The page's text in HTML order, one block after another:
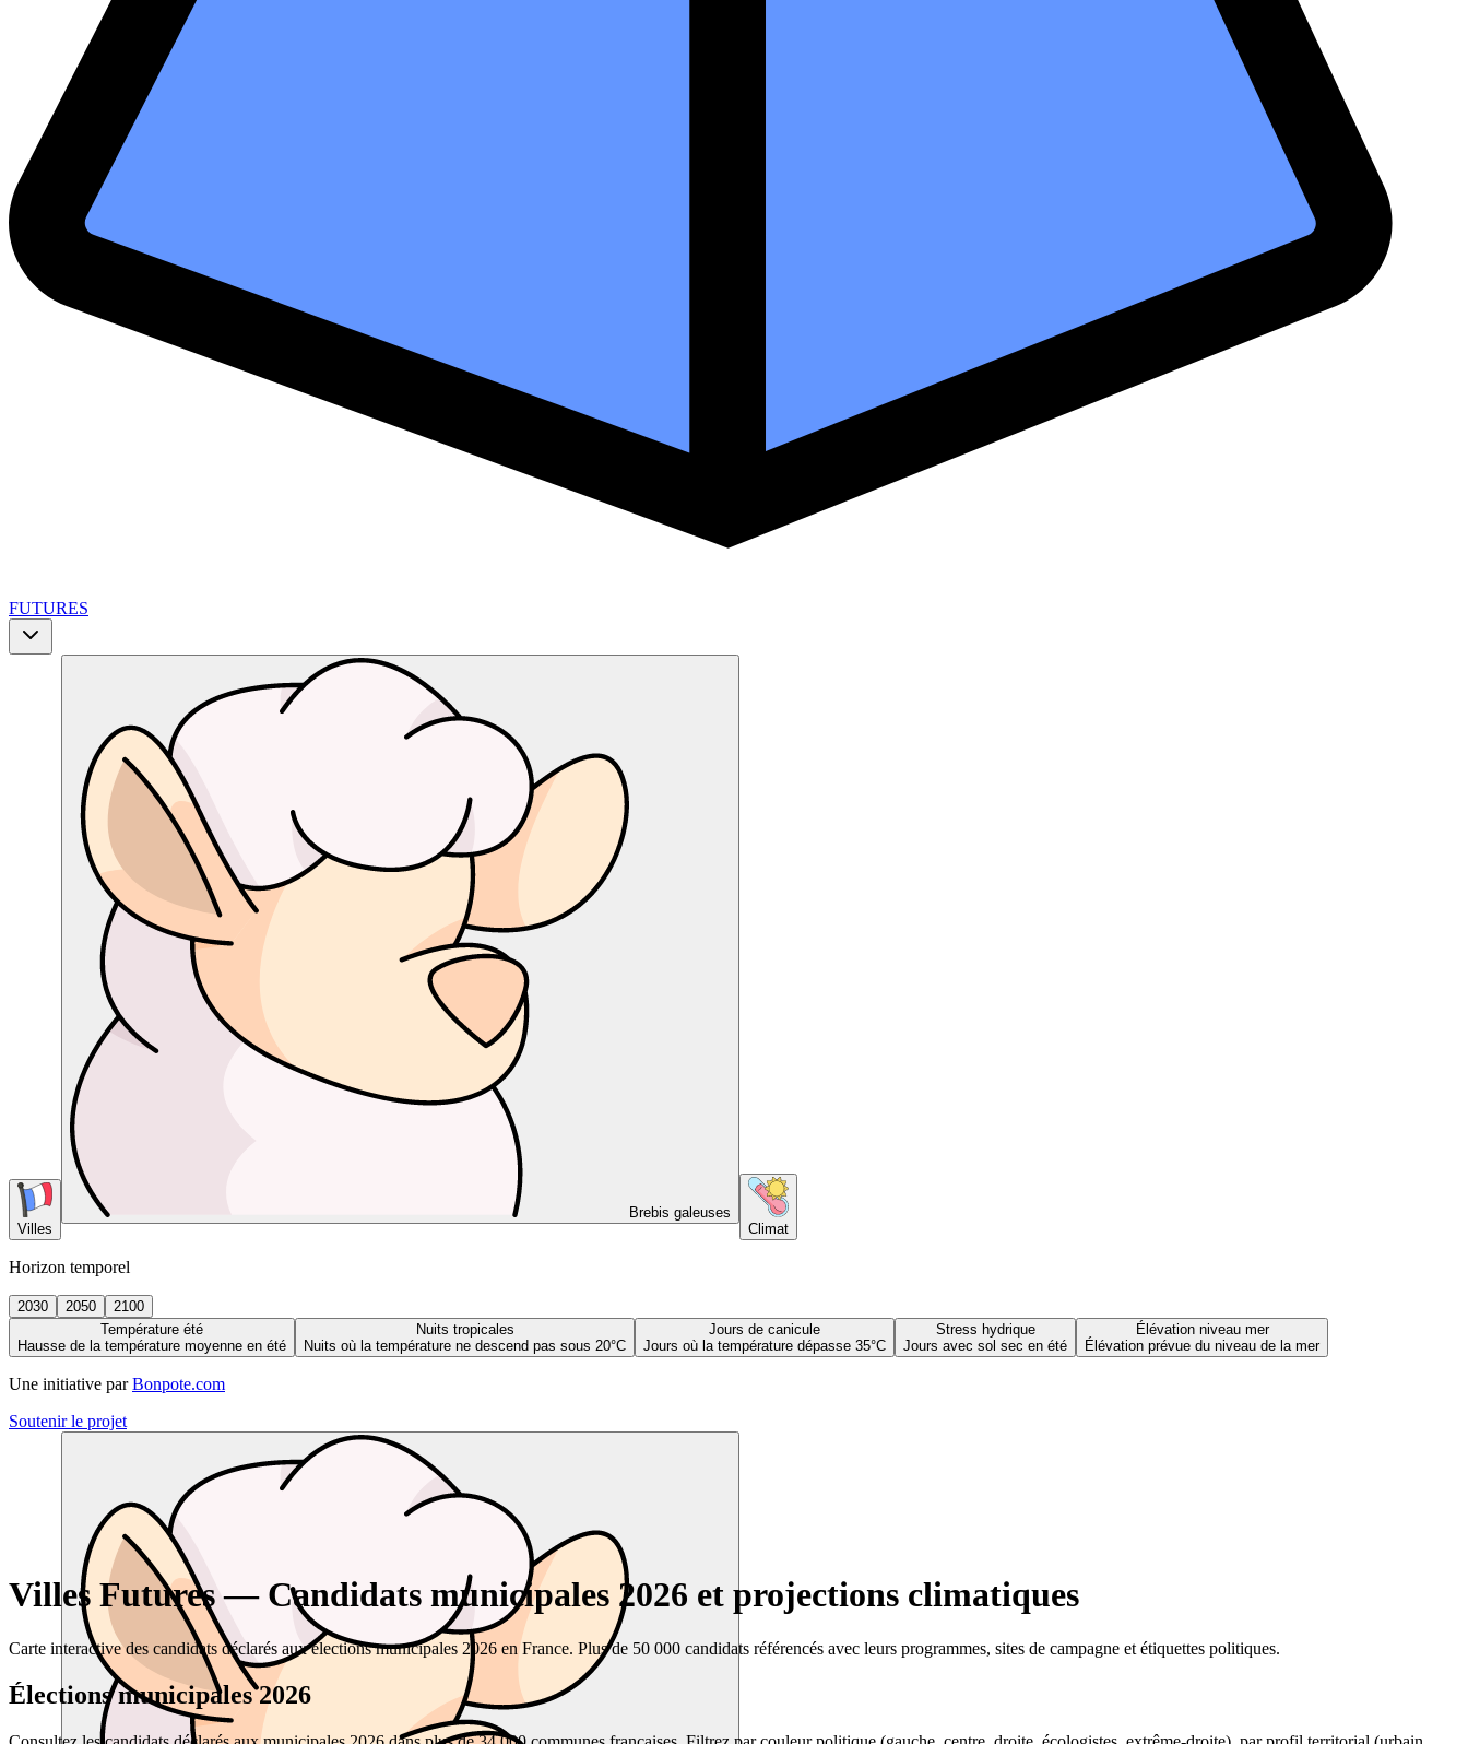
FUTURES
Villes
Brebis galeuses
Climat
Horizon temporel
2030 2050
2100
Température été
Hausse de la température moyenne en été
Nuits tropicales
Nuits où la température ne descend pas sous 20°C
Jours de canicule
Jours où la température dépasse 35°C
Stress hydrique
Jours avec sol sec en été
Élévation niveau mer
Élévation prévue du niveau de la mer
Une initiative par Bonpote.com
Soutenir le projet
Villes Futures — Candidats municipales 2026 et projections climatiques
Carte interactive des candidats déclarés aux élections municipales 2026 en France. Plus de 50 000 candidats référencés avec leurs programmes, sites de campagne et étiquettes politiques.
Élections municipales 2026